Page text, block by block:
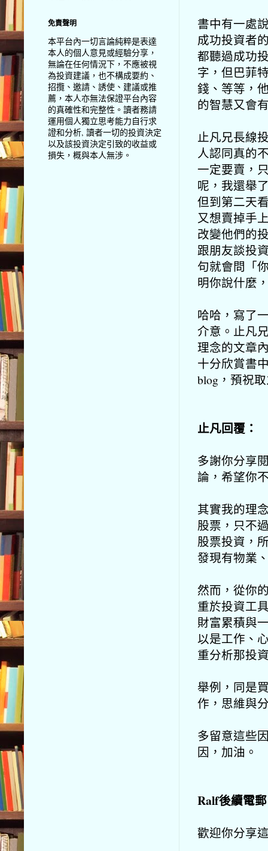
書中有一處
成功投資者
都聽過成功
字，但巴菲
錢、等等，
的智慧又會
止凡兄長線
人認同真的
一定要賣，
呢，我還舉
但到第二天
又想賣掉手
改變他們的
跟朋友談投
句就會問「
明你說什麼
哈哈，寫了
介意。止凡
理念的文章
十分欣賞書
blog，預祝
止凡回覆：
多謝你分享
論，希望你
其實我的理
股票，只不
股票投資，
發現有物業
然而，從你
重於投資工
財富累積與
以是工作、
重分析那投
舉例，同是
作，思維與
多留意這些
因，加油。
Ralf後續電
歡迎你分享
免責聲明
本平台內一切言論純粹是表達
本人的個人意見或經驗分享，
無論在任何情況下，不應被視
為投資建議，也不構成要約、
招攬、邀請、誘使、建議或推
薦，本人亦無法保證平台內容
的真確性和完整性。讀者務請
運用個人獨立思考能力自行求
證和分析, 讀者一切的投資決定
以及該投資決定引致的收益或
損失，概與本人無涉。